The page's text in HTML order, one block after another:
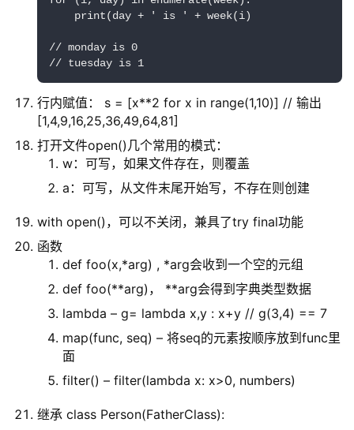
留
    print(day + ' is ' + week(i)
// monday is 0
// tuesday is 1
行内赋值： s = [x**2 for x in range(1,10)] // 输出
[1,4,9,16,25,36,49,64,81]
打开文件open()几个常用的模式：
w：可写，如果文件存在，则覆盖
a：可写，从文件末尾开始写，不存在则创建
with open()，可以不关闭，兼具了try final功能
函数
def foo(x,*arg) , *arg会收到一个空的元组
def foo(**arg)， **arg会得到字典类型数据
lambda – g= lambda x,y : x+y // g(3,4) == 7
map(func, seq) – 将seq的元素按顺序放到func里
面
filter() – filter(lambda x: x>0, numbers)
继承 class Person(FatherClass):